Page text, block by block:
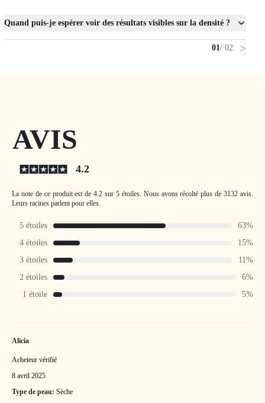
Quand puis-je espérer voir des résultats visibles sur la densité ?
01/ 02 >
AVIS
4.2
La note de ce produit est de 4.2 sur 5 étoiles. Nous avons récolté plus de 3132 avis.
Leurs racines parlent pour elles.
5 étoiles
63%
4 étoiles
15%
3 étoiles
11%
2 étoiles
6%
1 étoile
5%
Alicia
Acheteur vérifié
8 avril 2025
Type de peau: Sèche